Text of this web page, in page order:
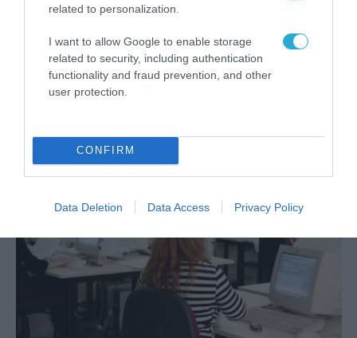
related to personalization.
I want to allow Google to enable storage
related to security, including authentication
functionality and fraud prevention, and other
user protection.
CONFIRM
Data Deletion Data Access Privacy Policy
ΨΗΦΙΑΚΟΣ ΜΕΤΑΣΧΗΜΑΤΙΣΜΟΣ
Σε δημόσια διαβούλευση η
Βίβλος του Ψηφιακού
Περιλαμβάνει πάνω απο 400
04.12.2020